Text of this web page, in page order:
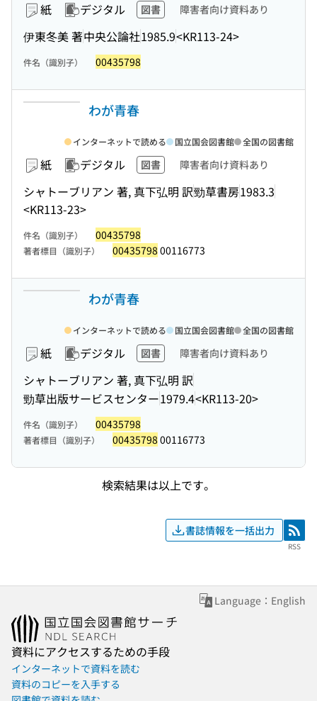
紙 デジタル 図書 障害者向け資料あり
伊東冬美 著中央公論社1985.9<KR113-24>
件名（識別子） 00435798
わが青春
紙 デジタル 図書 障害者向け資料あり
シャトーブリアン 著, 真下弘明 訳勁草書房1983.3
<KR113-23>
インターネットで読める 国立国会図書館 全国の図書館
件名（識別子） 00435798
著者標目（識別子） 00435798 00116773
わが青春
紙 デジタル 図書 障害者向け資料あり
シャトーブリアン 著, 真下弘明 訳
勁草出版サービスセンター1979.4<KR113-20>
インターネットで読める 国立国会図書館 全国の図書館
件名（識別子） 00435798
著者標目（識別子） 00435798 00116773
検索結果は以上です。
書誌情報を一括出力 RSS
RSS
Language：English
資料にアクセスするための手段
インターネットで資料を読む
資料のコピーを入手する